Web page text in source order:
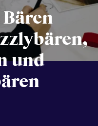
und